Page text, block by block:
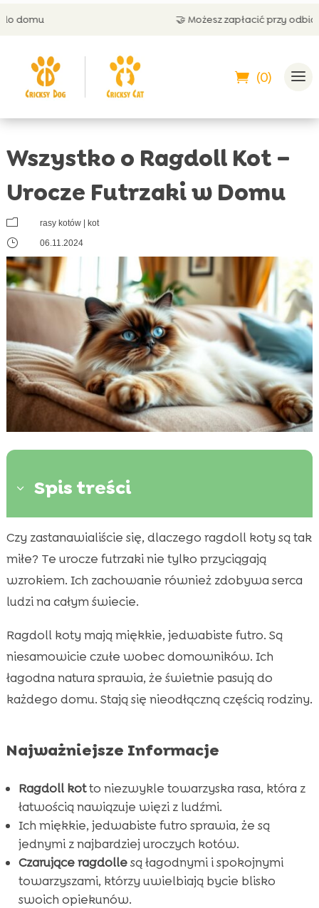
🤝 Możesz zapłacić przy odbiorze
(0)
Wszystko o Ragdoll Kot –
Urocze Futrzaki w Domu
m rasy kotów kot
} 06.11.2024
3 Spis treści
 Historia i Pochodzenie Ragdoll
 Wygląd i Cechy Fizyczne
 Temperament i Zachowanie
 Zdrowie i Długowieczność
Naturalny Żwirek dla Kotów
Socjalizacja i Integracja z Rodziną
Trening i Dyscyplina
 Ragdoll Kot w Mieszkaniu
Ciekawostki o Ragdollach
 Przewodnik po Zakupie Ragdolla
 CricksyCat – Idealne Menu dla Ragdolla
 Podsumowanie: Dlaczego Wybrać Ragdolla?
 Wniosek
FAQ
Czy zastanawialiście się, dlaczego ragdoll koty są tak
miłe? Te urocze futrzaki nie tylko przyciągają
wzrokiem. Ich zachowanie również zdobywa serca
ludzi na całym świecie.
Ragdoll koty mają miękkie, jedwabiste futro. Są
niesamowicie czułe wobec domowników. Ich
łagodna natura sprawia, że świetnie pasują do
każdego domu. Stają się nieodłączną częścią rodziny.
Najważniejsze Informacje
Ragdoll kotto niezwykle towarzyska rasa, która z
łatwością nawiązuje więzi z ludźmi.
Ich miękkie, jedwabiste futro sprawia, że są
jednymi z najbardziej uroczych kotów.
Czarujące ragdollesą łagodnymi i spokojnymi
towarzyszami, którzy uwielbiają bycie blisko
swoich opiekunów.